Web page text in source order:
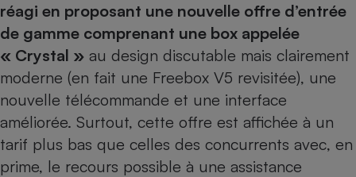
réagi en proposant une nouvelle offre d’entrée
de gamme comprenant une box appelée
« Crystal » au design discutable mais clairement
moderne (en fait une Freebox V5 revisitée), une
nouvelle télécommande et une interface
améliorée. Surtout, cette offre est affichée à un
tarif plus bas que celles des concurrents avec, en
prime, le recours possible à une assistance
Cafetière à expressos